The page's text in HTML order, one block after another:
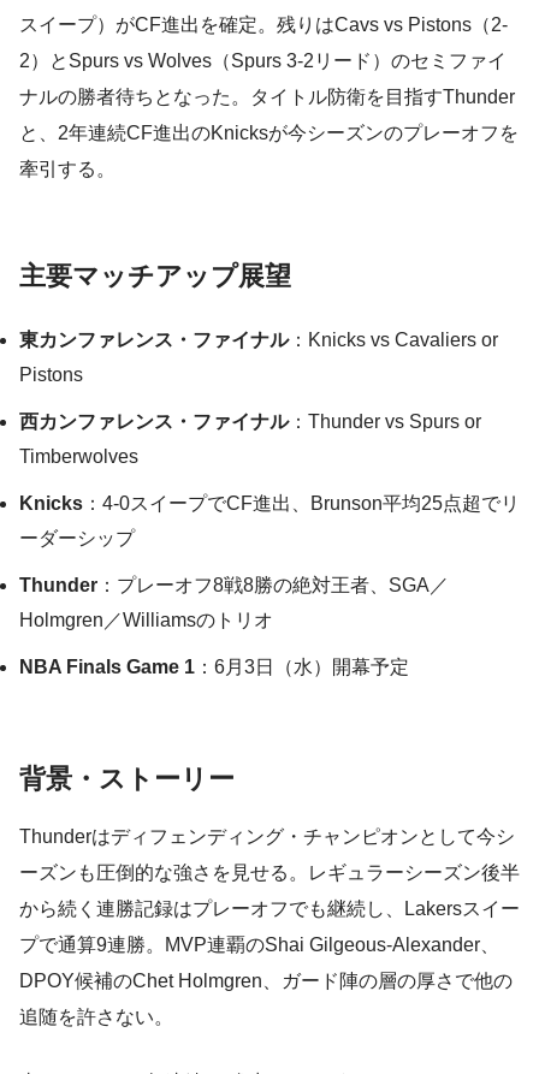
スイープ）がCF進出を確定。残りはCavs vs Pistons（2-
2）とSpurs vs Wolves（Spurs 3-2リード）のセミファイ
ナルの勝者待ちとなった。タイトル防衛を目指すThunder
と、2年連続CF進出のKnicksが今シーズンのプレーオフを
牽引する。
主要マッチアップ展望
東カンファレンス・ファイナル：Knicks vs Cavaliers or
Pistons
西カンファレンス・ファイナル：Thunder vs Spurs or
Timberwolves
Knicks ：4-0スイープでCF進出、Brunson平均25点超でリ
ーダーシップ
Thunder ：プレーオフ8戦8勝の絶対王者、SGA／
Holmgren／Williamsのトリオ
NBA Finals Game 1 ：6月3日（水）開幕予定
背景・ストーリー
Thunderはディフェンディング・チャンピオンとして今シ
ーズンも圧倒的な強さを見せる。レギュラーシーズン後半
から続く連勝記録はプレーオフでも継続し、Lakersスイー
プで通算9連勝。MVP連覇のShai Gilgeous-Alexander、
DPOY候補のChet Holmgren、ガード陣の層の厚さで他の
追随を許さない。